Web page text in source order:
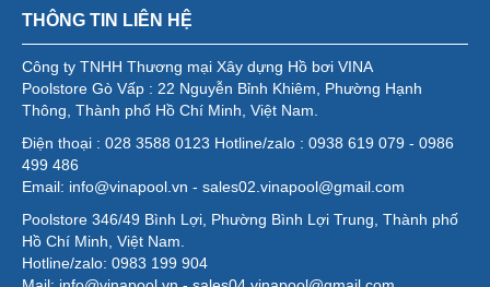
THÔNG TIN LIÊN HỆ
Công ty TNHH Thương mại Xây dựng Hồ bơi VINA
Poolstore Gò Vấp : 22 Nguyễn Bỉnh Khiêm, Phường Hạnh
Thông, Thành phố Hồ Chí Minh, Việt Nam.
Điện thoại : 028 3588 0123 Hotline/zalo : 0938 619 079 - 0986
499 486
Email: info@vinapool.vn - sales02.vinapool@gmail.com
Poolstore 346/49 Bình Lợi, Phường Bình Lợi Trung, Thành phố
Hồ Chí Minh, Việt Nam.
Hotline/zalo: 0983 199 904